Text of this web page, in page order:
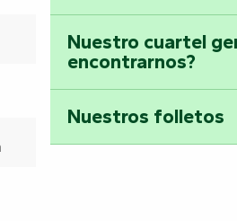
Nuestro cuartel
encontrarnos?
Nuestros folletos